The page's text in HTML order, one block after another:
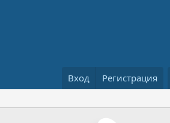
Вход Регистрация